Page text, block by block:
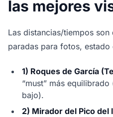
las mejores
Las distancias/tiempos
paradas para fotos,
1) Roques de García
“must” más
bajo).
2) Mirador del Pico